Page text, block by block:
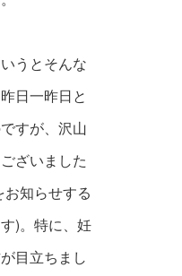
うとそんな
日一昨日と
すが、沢山
ざいました
お知らせする
)。特に、妊
目立ちまし